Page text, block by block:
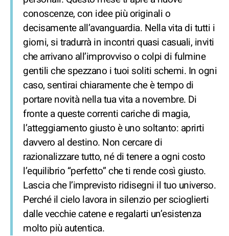
conoscenze, con idee più originali o
decisamente all’avanguardia. Nella vita di tutti i
giorni, si tradurrà in incontri quasi casuali, inviti
che arrivano all’improvviso o colpi di fulmine
gentili che spezzano i tuoi soliti schemi. In ogni
caso, sentirai chiaramente che è tempo di
portare novità nella tua vita a novembre. Di
fronte a queste correnti cariche di magia,
l’atteggiamento giusto è uno soltanto: aprirti
davvero al destino. Non cercare di
razionalizzare tutto, né di tenere a ogni costo
l’equilibrio “perfetto” che ti rende così giusto.
Lascia che l’imprevisto ridisegni il tuo universo.
Perché il cielo lavora in silenzio per scioglierti
dalle vecchie catene e regalarti un’esistenza
molto più autentica.